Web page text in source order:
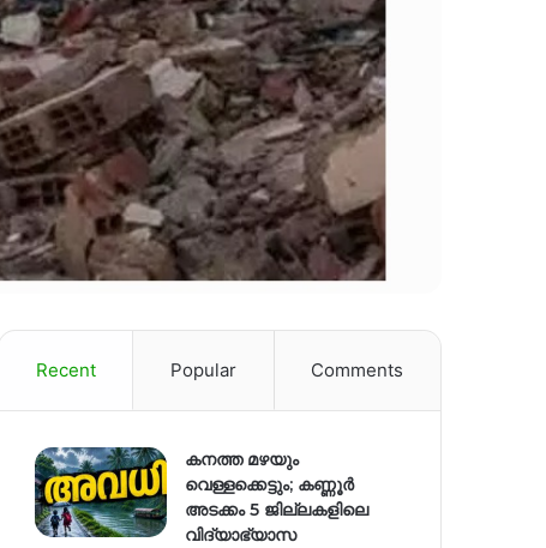
Recent Popular Comments
കനത്ത മഴയും
വെള്ളക്കെട്ടും; കണ്ണൂർ
അടക്കം 5 ജില്ലകളിലെ
വിദ്യാഭ്യാസ